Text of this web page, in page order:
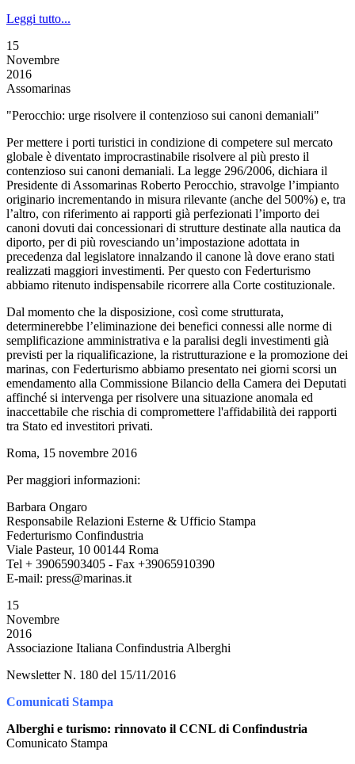
Leggi tutto...
15
Novembre
2016
Assomarinas
"Perocchio: urge risolvere il contenzioso sui canoni demaniali"
Per mettere i porti turistici in condizione di competere sul mercato
globale è diventato improcrastinabile risolvere al più presto il
contenzioso sui canoni demaniali. La legge 296/2006, dichiara il
Presidente di Assomarinas Roberto Perocchio, stravolge l’impianto
originario incrementando in misura rilevante (anche del 500%) e, tra
l’altro, con riferimento ai rapporti già perfezionati l’importo dei
canoni dovuti dai concessionari di strutture destinate alla nautica da
diporto, per di più rovesciando un’impostazione adottata in
precedenza dal legislatore innalzando il canone là dove erano stati
realizzati maggiori investimenti. Per questo con Federturismo
abbiamo ritenuto indispensabile ricorrere alla Corte costituzionale.
Dal momento che la disposizione, così come strutturata,
determinerebbe l’eliminazione dei benefici connessi alle norme di
semplificazione amministrativa e la paralisi degli investimenti già
previsti per la riqualificazione, la ristrutturazione e la promozione dei
marinas, con Federturismo abbiamo presentato nei giorni scorsi un
emendamento alla Commissione Bilancio della Camera dei Deputati
affinché si intervenga per risolvere una situazione anomala ed
inaccettabile che rischia di compromettere l'affidabilità dei rapporti
tra Stato ed investitori privati.
Roma, 15 novembre 2016
Per maggiori informazioni:
Barbara Ongaro
Responsabile Relazioni Esterne & Ufficio Stampa
Federturismo Confindustria
Viale Pasteur, 10 00144 Roma
Tel + 39065903405 - Fax +39065910390
E-mail: press@marinas.it
15
Novembre
2016
Associazione Italiana Confindustria Alberghi
Newsletter N. 180 del 15/11/2016
Comunicati Stampa
Alberghi e turismo: rinnovato il CCNL di Confindustria
Comunicato Stampa